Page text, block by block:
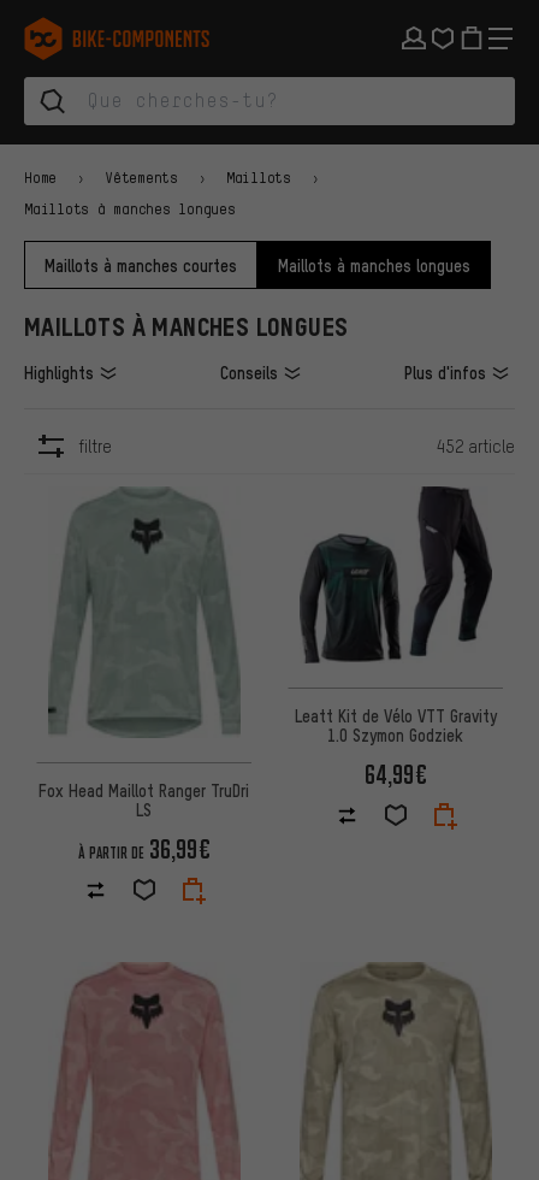
Aller à la navigation principale
Aller à la navigation des catégories
Aller au contenu
Aller aux marques et à la newsletter
Aller au pied de page
bike-components.de Page d'accueil
Home Vêtements Maillots
Maillots à manches longues
Maillots à manches courtes Maillots à manches longues
MAILLOTS À MANCHES LONGUES
Highlights Conseils Plus d'infos
filtre 452 article
Fox Head Maillot Ranger TruDri
LS
À PARTIR DE 36,99€
Leatt Kit de Vélo VTT Gravity
1.0 Szymon Godziek
64,99€